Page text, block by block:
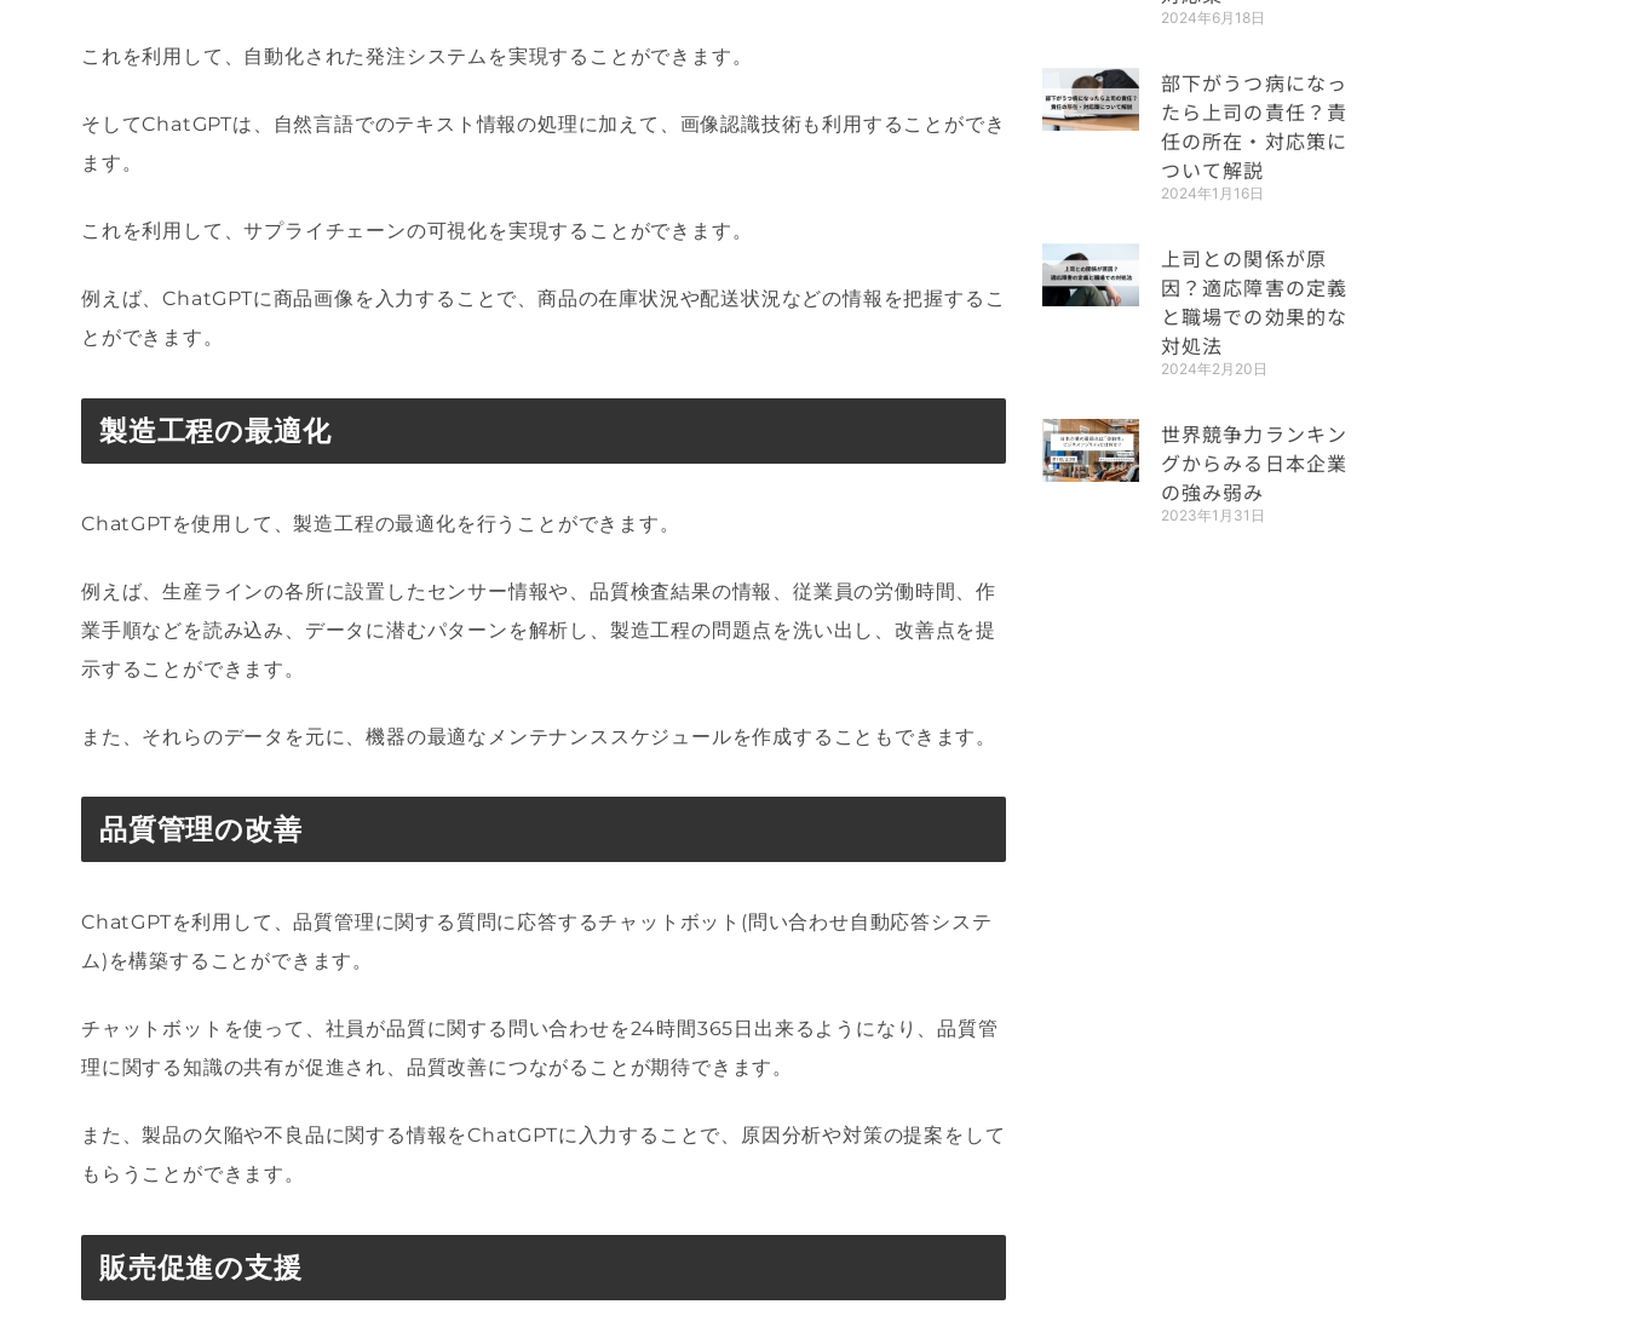
これを利用して、自動化された発注システムを実現することができます。
そしてChatGPTは、自然言語でのテキスト情報の処理に加えて、画像認識技術も利用することができ
ます。
これを利用して、サプライチェーンの可視化を実現することができます。
例えば、ChatGPTに商品画像を入力することで、商品の在庫状況や配送状況などの情報を把握するこ
とができます。
製造工程の最適化
ChatGPTを使用して、製造工程の最適化を行うことができます。
例えば、生産ラインの各所に設置したセンサー情報や、品質検査結果の情報、従業員の労働時間、作
業手順などを読み込み、データに潜むパターンを解析し、製造工程の問題点を洗い出し、改善点を提
示することができます。
また、それらのデータを元に、機器の最適なメンテナンススケジュールを作成することもできます。
品質管理の改善
ChatGPTを利用して、品質管理に関する質問に応答するチャットボット(問い合わせ自動応答システ
ム)を構築することができます。
チャットボットを使って、社員が品質に関する問い合わせを24時間365日出来るようになり、品質管
理に関する知識の共有が促進され、品質改善につながることが期待できます。
また、製品の欠陥や不良品に関する情報をChatGPTに入力することで、原因分析や対策の提案をして
もらうことができます。
販売促進の支援
2024年6月18日
部下がうつ病になっ
たら上司の責任？責
任の所在・対応策に
ついて解説
2024年1月16日
上司との関係が原
因？適応障害の定義
と職場での効果的な
対処法
2024年2月20日
世界競争力ランキン
グからみる日本企業
の強み弱み
2023年1月31日